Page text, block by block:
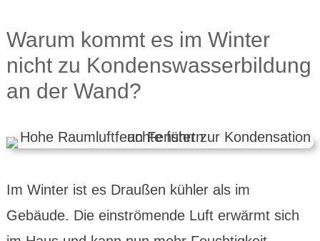
Warum kommt es im Winter
nicht zu Kondens­wasser­bildung
an der Wand?
Im Winter ist es Draußen kühler als im
Gebäude. Die einströ­mende Luft erwärmt sich